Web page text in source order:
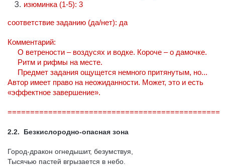
изюминка (1-5): 3
соответствие заданию (да/нет): да
Комментарий:
О ветрености – воздусях и водке. Короче – о дамочке.
Ритм и рифмы на месте.
Предмет задания ощущется немного притянутым, но...
Автор имеет право на неожиданности. Может, это и есть
«эффектное завершение».
===============================================
2.2. Безкислородно-опасная зона
Город-дракон огнедышит, безумствуя,
Тысячью пастей вгрызается в небо.